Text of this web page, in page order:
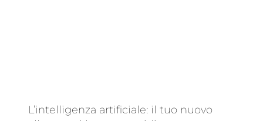
L’intelligenza artificiale: il tuo nuovo